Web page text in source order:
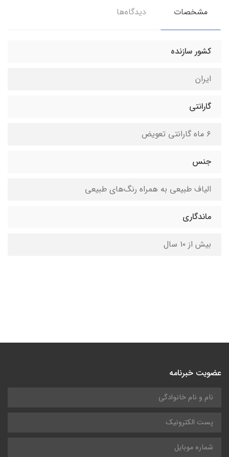
مشخصات دیدگاه‌ها
کشور سازنده
ایران
گارانتی
۶ ماه گارانتی تعویض
جنس
الیاف طبیعی به همراه رنگ‌های طبیعی
ماندگاری
بیش از ۱۰ سال
عضویت خبرنامه